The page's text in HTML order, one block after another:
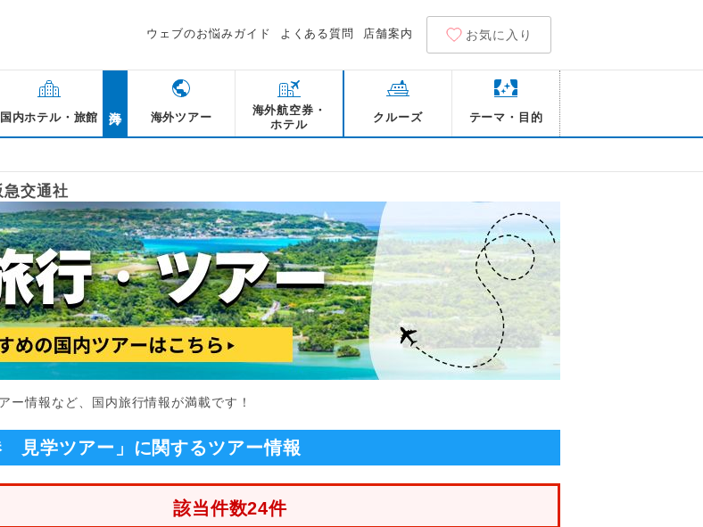
ウェブのお悩みガイド よくある質問 店舗案内 お気に入り
国内ホテル・旅館 海外ツアー
海外航空券・
ホテル
クルーズ テーマ・目的
急交通社
ー情報など、国内旅行情報が満載です！
見学ツアー」に関するツアー情報
該当件数24件